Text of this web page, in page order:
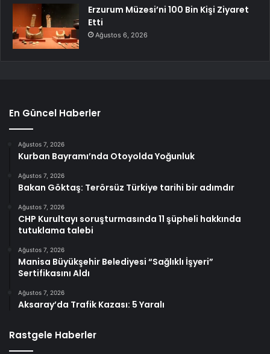
Erzurum Müzesi’ni 100 Bin Kişi Ziyaret
Etti
Ağustos 6, 2026
En Güncel Haberler
Ağustos 7, 2026
Kurban Bayramı’nda Otoyolda Yoğunluk
Ağustos 7, 2026
Bakan Göktaş: Terörsüz Türkiye tarihi bir adımdır
Ağustos 7, 2026
CHP Kurultayı soruşturmasında 11 şüpheli hakkında
tutuklama talebi
Ağustos 7, 2026
Manisa Büyükşehir Belediyesi “Sağlıklı İşyeri”
Sertifikasını Aldı
Ağustos 7, 2026
Aksaray’da Trafik Kazası: 5 Yaralı
Rastgele Haberler